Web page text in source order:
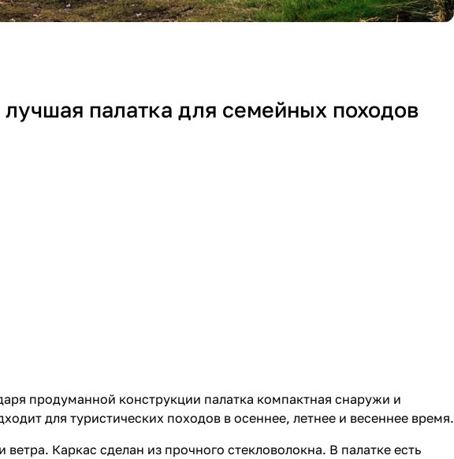
палатка для семейных походов
продуманной конструкции палатка компактная снаружи и
для туристических походов в осеннее, летнее и весеннее время.
Каркас сделан из прочного стекловолокна. В палатке есть